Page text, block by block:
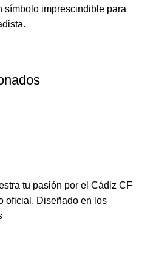
símbolo imprescindible para
tu pasión por el Cádiz CF
oficial. Diseñado en los